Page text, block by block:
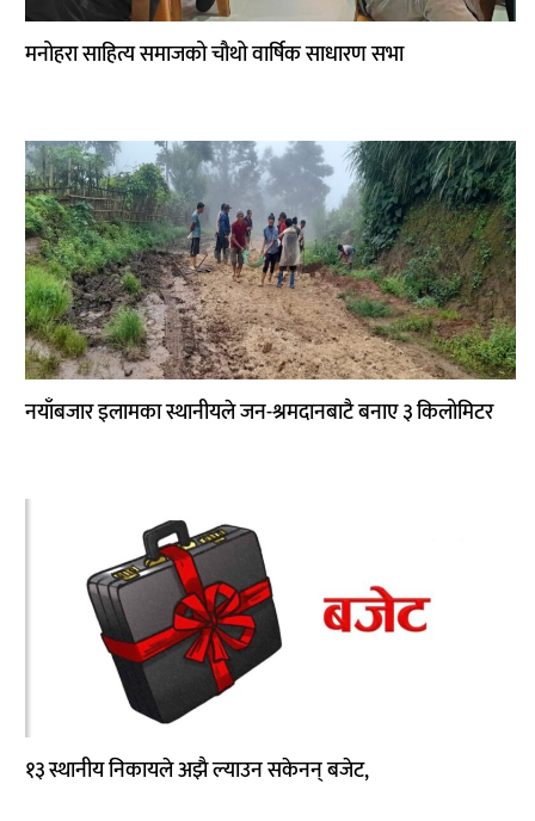
मनोहरा साहित्य समाजको चौथो वार्षिक साधारण सभा
नयाँबजार इलामका स्थानीयले जन-श्रमदानबाटै बनाए ३ किलोमिटर
१३ स्थानीय निकायले अझै ल्याउन सकेनन् बजेट,